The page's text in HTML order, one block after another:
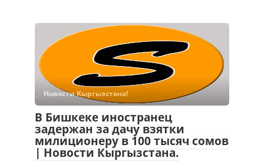
Новости Кыргызстана!
В Бишкеке иностранец
задержан за дачу взятки
милиционеру в 100 тысяч сомов
| Новости Кыргызстана.